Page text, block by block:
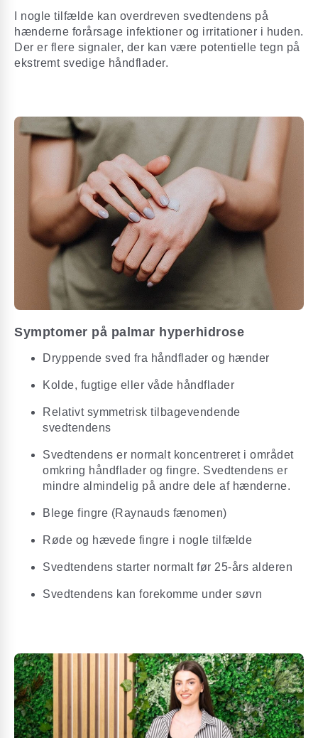
I nogle tilfælde kan overdreven svedtendens på
hænderne forårsage infektioner og irritationer i huden.
Der er flere signaler, der kan være potentielle tegn på
ekstremt svedige håndflader.
Symptomer på palmar hyperhidrose
Dryppende sved fra håndflader og hænder
Kolde, fugtige eller våde håndflader
Relativt symmetrisk tilbagevendende
svedtendens
Svedtendens er normalt koncentreret i området
omkring håndflader og fingre. Svedtendens er
mindre almindelig på andre dele af hænderne.
Blege fingre (Raynauds fænomen)
Røde og hævede fingre i nogle tilfælde
Svedtendens starter normalt før 25-års alderen
Svedtendens kan forekomme under søvn